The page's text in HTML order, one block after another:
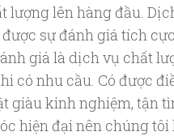
lượng lên hàng đầu.
sự đánh giá tích
giá là dịch vụ chất
có nhu cầu. Có được
giàu kinh nghiệm, tận
hiện đại nên chúng